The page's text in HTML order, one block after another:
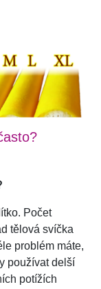
Počet
tělová svíčka
problém máte,
používat delší
potížích